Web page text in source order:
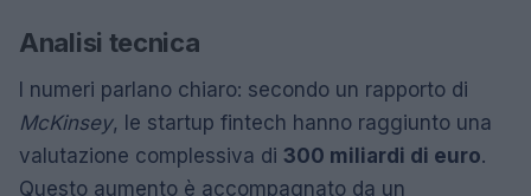
Analisi tecnica
I numeri parlano chiaro: secondo un rapporto di
McKinsey, le startup fintech hanno raggiunto una
valutazione complessiva di 300 miliardi di euro.
Questo aumento è accompagnato da un